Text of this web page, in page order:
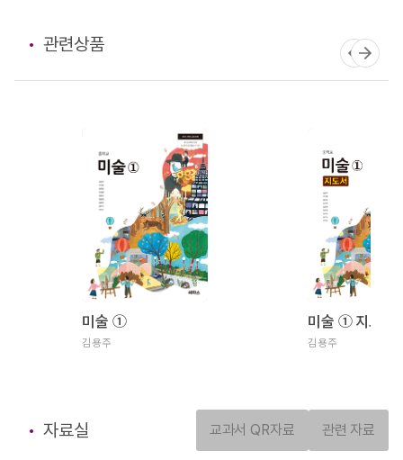
관련상품
미술 ①
김용주
미술 ① 지도서
김용주
자료실 교과서 QR자료 관련 자료